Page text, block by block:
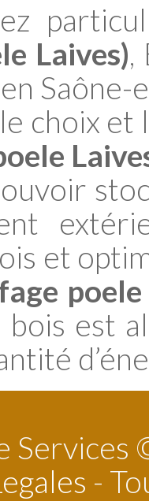
Laives),
en
choix
et
poele
est
-